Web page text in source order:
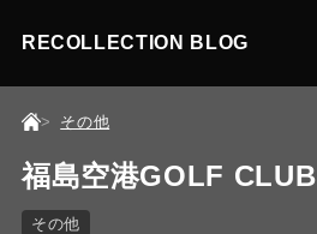
RECOLLECTION BLOG
その他
福島空港GOLF CLUB
その他